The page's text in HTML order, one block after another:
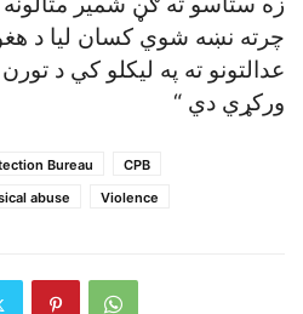
چرته نښه شوي کسان ليا د
عدالتونو ته په ليکلو کي د
ورکړي دي “
Bureau
CPB
abuse Violence